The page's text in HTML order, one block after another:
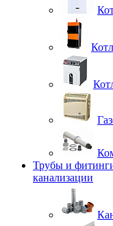
Трубы и
канализации